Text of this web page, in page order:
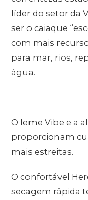
líder do setor da
ser o caiaque
com mais
para mar, rios,
água.
O leme Vibe e a
proporcionam
mais estreitas.
O confortável
secagem rápida